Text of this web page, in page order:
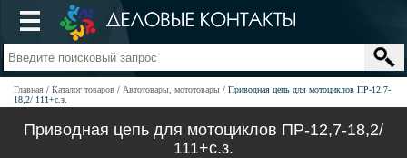
Главная Каталог товаров Автотовары, мототовары
Приводная цепь для мотоциклов ПР-12,7-
18,2/ 111+с.з.
Приводная цепь для мотоциклов ПР-12,7-18,2/
111+с.з.